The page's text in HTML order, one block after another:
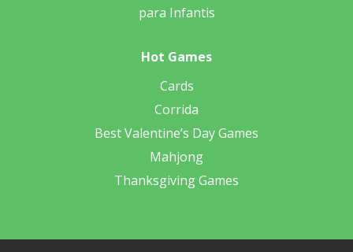
para Infantis
Hot Games
Cards
Corrida
Best Valentine’s Day Games
Mahjong
Thanksgiving Games